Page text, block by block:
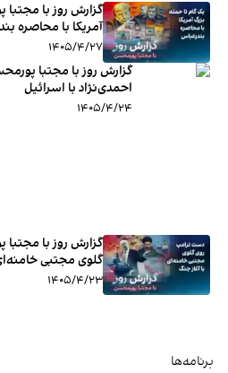
گزارش روز با
آمریکا با محاصره
۱۴۰۵/۴/۲۷
گزارش روز با مجتبا
احمدی‌‌‌نژاد با اسرائیل
۱۴۰۵/۴/۲۴
گزارش روز با
گلوی مجتبی
۱۴۰۵/۴/۲۳
برنامه‌ها